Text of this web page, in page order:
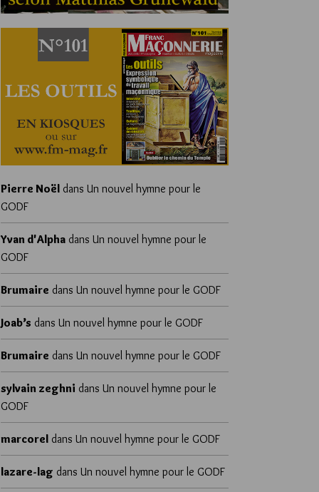
Pierre Noël dans Un nouvel hymne pour le
GODF
Yvan d'Alpha dans Un nouvel hymne pour le
GODF
Brumaire dans Un nouvel hymne pour le GODF
Joab’s dans Un nouvel hymne pour le GODF
Brumaire dans Un nouvel hymne pour le GODF
sylvain zeghni dans Un nouvel hymne pour le
GODF
marcorel dans Un nouvel hymne pour le GODF
lazare-lag dans Un nouvel hymne pour le GODF